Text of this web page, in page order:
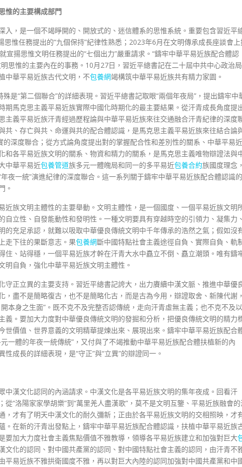
惟的主要構成部門
入，是一個不竭睜開的、開放式的、迷信體系的思惟系統。重要包含習近平
惟任務提出的“九個保持”紀律性熟悉；2023年6月在文明傳承成長座談會上
宣揚思惟文明任務提出的“七個出力”嚴重請求。“鑄牢中華平易近族配合體認
思惟的主要內在的事務。10月27日，習近平總書記在二十屆中共中心政治局
中華平易近族古代文明，不包養網竭構筑中華平易近族共有精力家園。
是“第二個聯合”的詳細表現。習近平總書記取眼“兩個年夜局”，提出鑄牢中
期馬克思主義平易近族實際中國化時期化的最主要結果。從汗青成長角度提
主義平易近族汗青經過歷程論與中華平易近族來往交通融合汗青紀律的深度
共、存亡與共、命運與共的配合體認識，是馬克思主義平易近族來往結合論
的深度聯合；從方式論角度提出對的掌握配合性和差別性的關系、中華平易近
和各平易近族文明的關系、物資和精力的關系，是馬克思主義唯物辯證法與
中華平易近包養管道族多元一體魄局和同一的多平易近包養合約族國度理念，
夜一統”演進紀律的深度聯合。這一系列關于鑄牢中華平易近族配合體認識的
。
近族文明主體性的主要舉動。文明主體性，是一個國度、一個平易近族文明
立性、自發能動性和發明性。一種文明要具有穿越時空的引領力、凝集力、
的充足承認，就難以吸取中華優良傳統文明中千年傳承的浩然之氣；假如沒
走下往的果斷意志。果包養網斷中國特點社會主義途徑自負、實際自負、軌
住、站得穩，一個平易近族才幹在汗青大水中矗立不倒、矗立潮頭。唯有鑄
自負，強化中華平易近族文明主體性。
守正立異的主要支持。習近平總書記誇大，出力賡續中漢文脈、推進中華優
盡不是簡略復古，也不是簡略化古，而是古為今用，辯證取舍、新陳代謝，
本身之生面”。既不克不及完整否認傳統，走向汗青虛無主義；也不克不及以
義。要加大力度對中華優良傳統文明的發掘和分析，把優良傳統文明的精力
世價值、世界意義的文明精華提煉出來、展現出來。鑄牢中華平易近族配合
一體的年夜一統傳統”，又付與了不竭推動中華平易近族配合體扶植新的內
成長的詳細表現，是“守正”與“立異”的辯證同一。
中漢文化認同的內涵請求。中漢文化是各平易近族文明的集年夜成。回看汗
“洛陽家家學胡樂”到“萬里羌人盡漢歌”，莫不是文明互鑒、平易近族融會
，才有了明天中漢文化的耐久彌新；正由於各平易近族文明的交相照映，才
。在新的汗青出發點上，鑄牢中華平易近族配合體認識，扶植中華平易近族
要加大力度社會主義焦點價值不雅教導，領導各平易近族建立和加強對巨大
文化的認同、對中國共產黨的認同、對中國特點社會主義的認同，由汗青不
平易近族不雅拱衛國度不雅，再以對巨大內陸的認同加強對中國共產黨和中